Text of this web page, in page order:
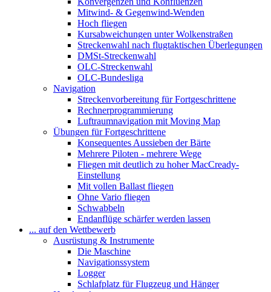
Mitwind- & Gegenwind-Wenden
Hoch fliegen
Kursabweichungen unter Wolkenstraßen
Streckenwahl nach flugtaktischen Überlegungen
DMSt-Streckenwahl
OLC-Streckenwahl
OLC-Bundesliga
Navigation
Streckenvorbereitung für Fortgeschrittene
Rechnerprogrammierung
Luftraumnavigation mit Moving Map
Übungen für Fortgeschrittene
Konsequentes Aussieben der Bärte
Mehrere Piloten - mehrere Wege
Fliegen mit deutlich zu hoher MacCready-
Einstellung
Mit vollen Ballast fliegen
Ohne Vario fliegen
Schwabbeln
Endanflüge schärfer werden lassen
... auf den Wettbewerb
Ausrüstung & Instrumente
Die Maschine
Navigationssystem
Logger
Schlafplatz für Flugzeug und Hänger